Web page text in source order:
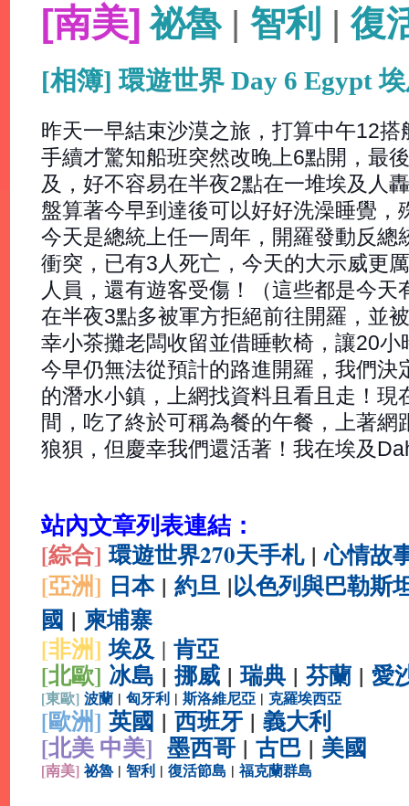
[南美] 祕魯| 智利 |復
[相簿] 環遊世界 Day 6 Egypt
昨天一早結束沙漠之旅，打算中午12
手續才驚知船班突然改晚上6點開，最
及，好不容易在半夜2點在一堆埃及人
盤算著今早到達後可以好好洗澡睡覺
今天是總統上任一周年，開羅發動反總
衝突，已有3人死亡，今天的大示威更
人員，還有遊客受傷！（這些都是今
在半夜3點多被軍方拒絕前往開羅，並
幸小茶攤老闆收留並借睡軟椅，讓20
今早仍無法從預計的路進開羅，我們
的潛水小鎮，上網找資料且看且走！
間，吃了終於可稱為餐的午餐，上著
狼狽，但慶幸我們還活著！我在埃及
站內文章列表連結：
[綜合] 環遊世界270天手札|心情故
[亞洲] 日本 | 約旦 |以色列與巴勒斯
國 | 柬埔寨
[非洲]埃及 | 肯亞
[北歐] 冰島 | 挪威 | 瑞典 | 芬蘭 | 愛
[東歐] 波蘭 | 匈牙利 | 斯洛維尼亞 | 克羅埃西亞
[歐洲] 英國 | 西班牙 | 義大利
[北美 中美] 墨西哥 | 古巴 | 美國
[南美] 祕魯 | 智利 | 復活節島 | 福克蘭群島